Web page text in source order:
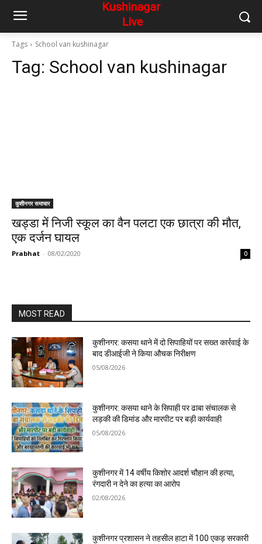
Tags School van kushinagar
Tag: School van kushinagar
कुशीनगर समाचार
खड्डा में निजी स्कूल का वैन पलटा एक छात्रा की मौत,
एक दर्जन घायल
Prabhat - 08/02/2020 0
MOST READ
कुशीनगर: कसया थाने में दो सिपाहियों पर सख्त कार्रवाई के
बाद डीआईजी ने किया औचक निरीक्षण
05/08/2026
कुशीनगर: कसया थाने के सिपाही पर ढाबा संचालक से
लड़की की डिमांड और मारपीट पर बड़ी कार्यवाही
05/08/2026
कुशीनगर में 14 वर्षीय किशोर आदर्श चौहान की हत्या,
रंगदारी न देने का हत्या का आरोप
02/08/2026
कुशीनगर प्रशासन ने तहसील हाटा में 100 एकड़ सरकारी